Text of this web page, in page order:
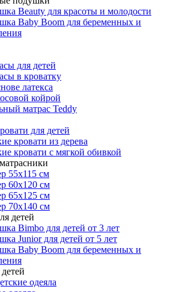
Beauty для красоты и молодости
Baby Boom для беременных и
для детей
в кроватку
латекса
койрой
матрас Teddy
для детей
кровати из дерева
кровати с мягкой обивкой
55x115 см
60x120 см
65x125 см
70x140 см
детей
Bimbo для детей от 3 лет
Junior для детей от 5 лет
Baby Boom для беременных и
одеяла